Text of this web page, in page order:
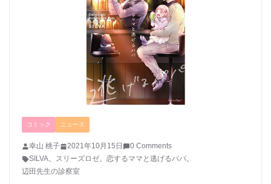
コミック ニュース
幸山 桃子 2021年10月15日
0 Comments
SILVA、 スリーズロゼ、 恋するママと逃げるパパ、
辺田先生の診察室